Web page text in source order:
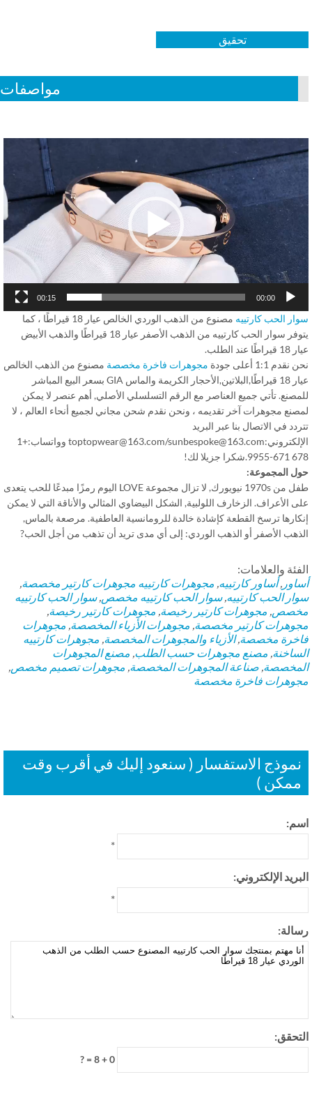
تحقيق
مواصفات
00:00
00:15
الحب كارتييه
مصنوع من الذهب الوردي الخالص عيار 18 قيراطًا ، كما
يتوفر سوار الحب كارتييه من الذهب الأصفر عيار 18 قيراطًا والذهب الأبيض
عند الطلب.
1:1 أعلى جودة
مجوهرات فاخرة مخصصةمصنوع من الذهب الخالص
عيار 18 قيراطًا,البلاتين,الأحجار الكريمة والماس GIA بسعر البيع المباشر
تأتي جميع العناصر مع الرقم التسلسلي الأصلي, أهم عنصر لا يمكن
مجوهرات آخر تقديمه ، ونحن نقدم شحن مجاني لجميع أنحاء العالم ، لا
في الاتصال بنا عبر البريد
الإلكتروني:toptopwear@163.com/sunbespoke@163.com وواتساب:+1
جزيلا لك!
المجموعة:
طفل من 1970s نيويورك, لا تزال مجموعة LOVE اليوم رمزًا مبدعًا للحب يتعدى
الأعراف. الزخارف اللولبية, الشكل البيضاوي المثالي والأناقة التي لا يمكن
ترسخ القطعة كإشادة خالدة للرومانسية العاطفية. مرصعة بالماس,
الأصفر أو الذهب الوردي: إلى أي مدى تريد أن تذهب من أجل الحب?
والعلامات:
,أساور كارتييه,مجوهرات كارتييهمجوهرات كارتير مخصصة,
الحب كارتييه,سوار الحب كارتييه مخصص,سوار الحب كارتييه
,مجوهرات كارتير رخيصة,مجوهرات كارتير رخيصة,
كارتير مخصصة,مجوهرات الأزياء المخصصة,مجوهرات
مخصصة,الأزياء والمجوهرات المخصصة,مجوهرات كارتييه
,مصنع مجوهرات حسب الطلب,مصنع المجوهرات
,صناعة المجوهرات المخصصة,مجوهرات تصميم مخصص,
فاخرة مخصصة
الاستفسار ( سنعود إليك في أقرب وقت
)
الإلكتروني: